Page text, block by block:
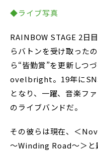
◆ライブ写真
RAINBOW STAGE 2日
らバトンを受け取った
ら“皆勤賞”を更新しつ
ovelbright。19年に
となり、一躍、音楽フ
のライブバンドだ。
その彼らは現在、＜
〜Winding Road〜＞と